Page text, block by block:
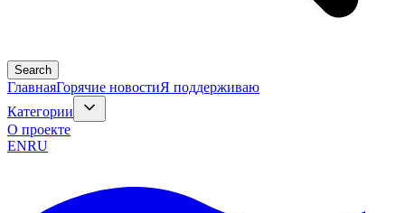
Search
ГлавнаяГорячие новостиЯ поддерживаю
Категории
О проекте
ENRU